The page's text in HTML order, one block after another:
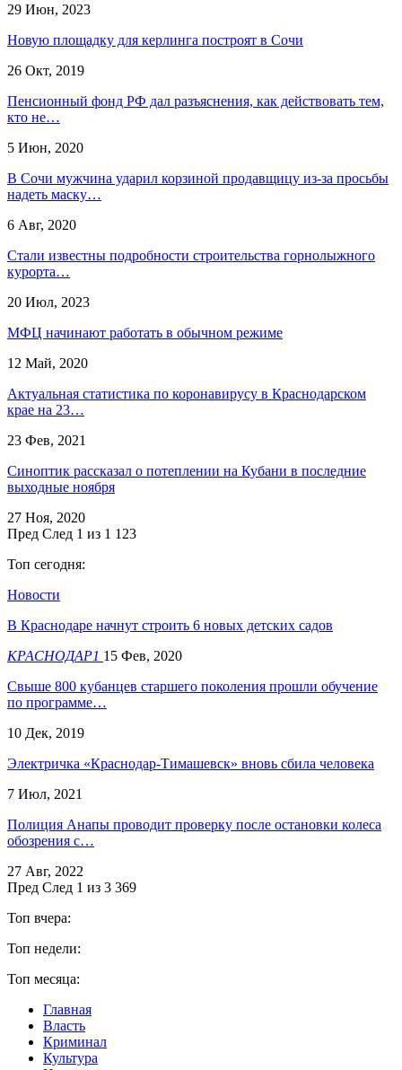
29 Июн, 2023
Новую площадку для керлинга построят в Сочи
26 Окт, 2019
Пенсионный фонд РФ дал разъяснения, как действовать тем,
кто не…
5 Июн, 2020
В Сочи мужчина ударил корзиной продавщицу из-за просьбы
надеть маску…
6 Авг, 2020
​Стали известны подробности строительства горнолыжного
курорта…
20 Июл, 2023
МФЦ начинают работать в обычном режиме
12 Май, 2020
Актуальная статистика по коронавирусу в Краснодарском
крае на 23…
23 Фев, 2021
Синоптик рассказал о потеплении на Кубани в последние
выходные ноября
27 Ноя, 2020
Пред След 1 из 1 123
Топ сегодня:
Новости
В Краснодаре начнут строить 6 новых детских садов
КРАСНОДАР1 15 Фев, 2020
Свыше 800 кубанцев старшего поколения прошли обучение
по программе…
10 Дек, 2019
Электричка «Краснодар-Тимашевск» вновь сбила человека
7 Июл, 2021
Полиция Анапы проводит проверку после остановки колеса
обозрения с…
27 Авг, 2022
Пред След 1 из 3 369
Топ вчера:
Топ недели:
Топ месяца:
Главная
Власть
Криминал
Культура